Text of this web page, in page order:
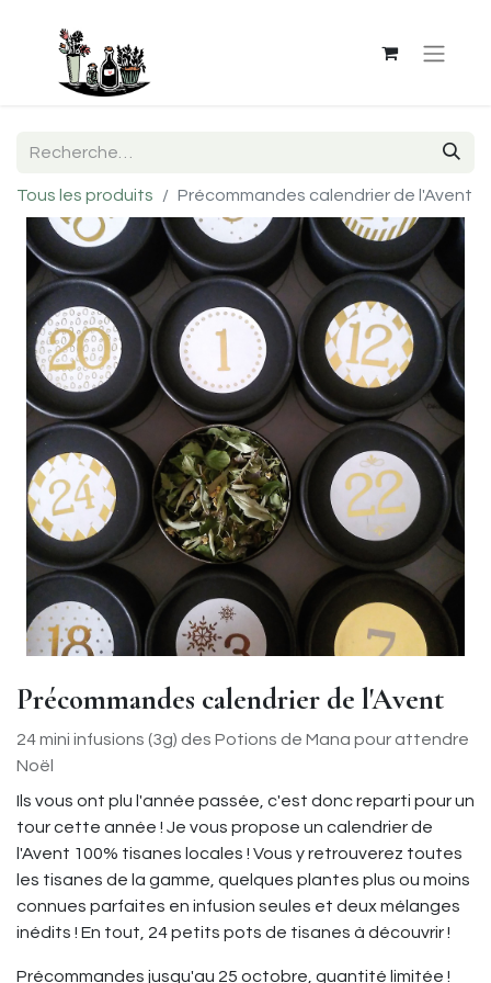
Tous les produits Précommandes calendrier de l'Avent
Précommandes calendrier de l'Avent
24 mini infusions (3g) des Potions de Mana pour attendre
Noël
Ils vous ont plu l'année passée, c'est donc reparti pour un
tour cette année ! Je vous propose un calendrier de
l'Avent 100% tisanes locales ! Vous y retrouverez toutes
les tisanes de la gamme, quelques plantes plus ou moins
connues parfaites en infusion seules et deux mélanges
inédits ! En tout, 24 petits pots de tisanes à découvrir !
Précommandes jusqu'au 25 octobre, quantité limitée !